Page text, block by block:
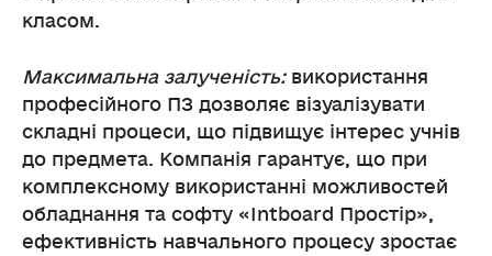
класом.
Максимальна залученість:використання
професійного ПЗ дозволяє візуалізувати
складні процеси, що підвищує інтерес учнів
до предмета. Компанія гарантує, що при
комплексному використанні можливостей
обладнання та софту «Intboard Простір»,
ефективність навчального процесу зростає